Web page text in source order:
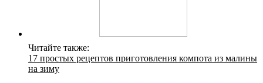
Читайте также:
17 простых рецептов приготовления компота из малины
на зиму